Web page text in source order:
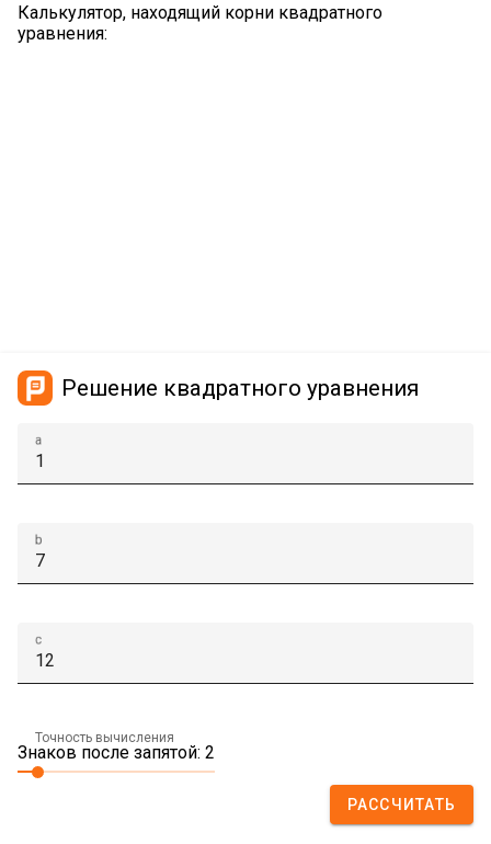
Калькулятор, находящий корни квадратного
уравнения:
Решение квадратного уравнения
a
b
c
Точность вычисления
Знаков после запятой: 2
РАССЧИТАТЬ